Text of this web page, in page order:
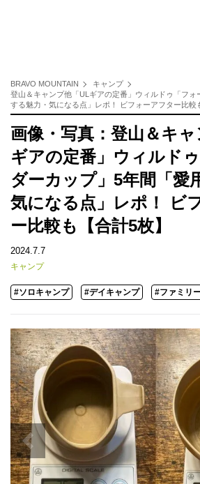
BRAVO MOUNTAIN
キャンプ
登山＆キャンプ他「ULギアの定番」ウィルドゥ「フォ
する魅力・気になる点」レポ！ ビフォーアフター比較
画像・写真：登山＆キ
ギアの定番」ウィルド
ダーカップ」5年間「愛
気になる点」レポ！ ビ
ー比較も【合計5枚】
2024.7.7
キャンプ
#ソロキャンプ #デイキャンプ #ファミリ